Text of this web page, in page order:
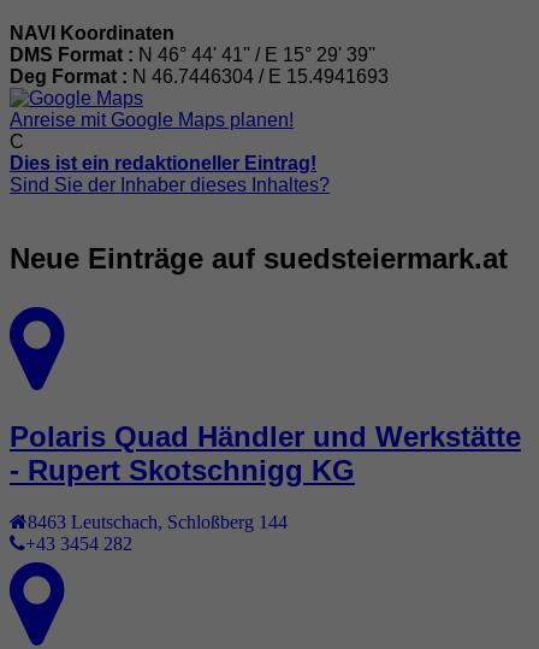
NAVI Koordinaten
DMS Format : N 46° 44' 41'' / E 15° 29' 39''
Deg Format : N 46.7446304 / E 15.4941693
Anreise mit Google Maps planen!
C
Dies ist ein redaktioneller Eintrag!
Sind Sie der Inhaber dieses Inhaltes?
Neue Einträge auf suedsteiermark.at
Polaris Quad Händler und Werkstätte
- Rupert Skotschnigg KG
8463 Leutschach
Schloßberg 144
+43 3454 282